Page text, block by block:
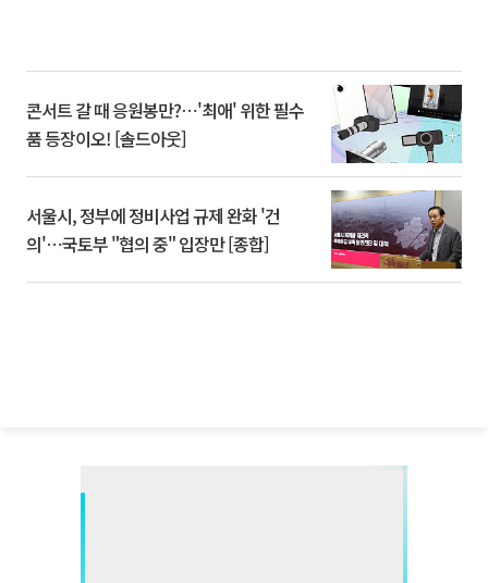
콘서트 갈 때 응원봉만?⋯'최애' 위한 필수
품 등장이오! [솔드아웃]
서울시, 정부에 정비사업 규제 완화 '건
의'⋯국토부 "협의 중" 입장만 [종합]